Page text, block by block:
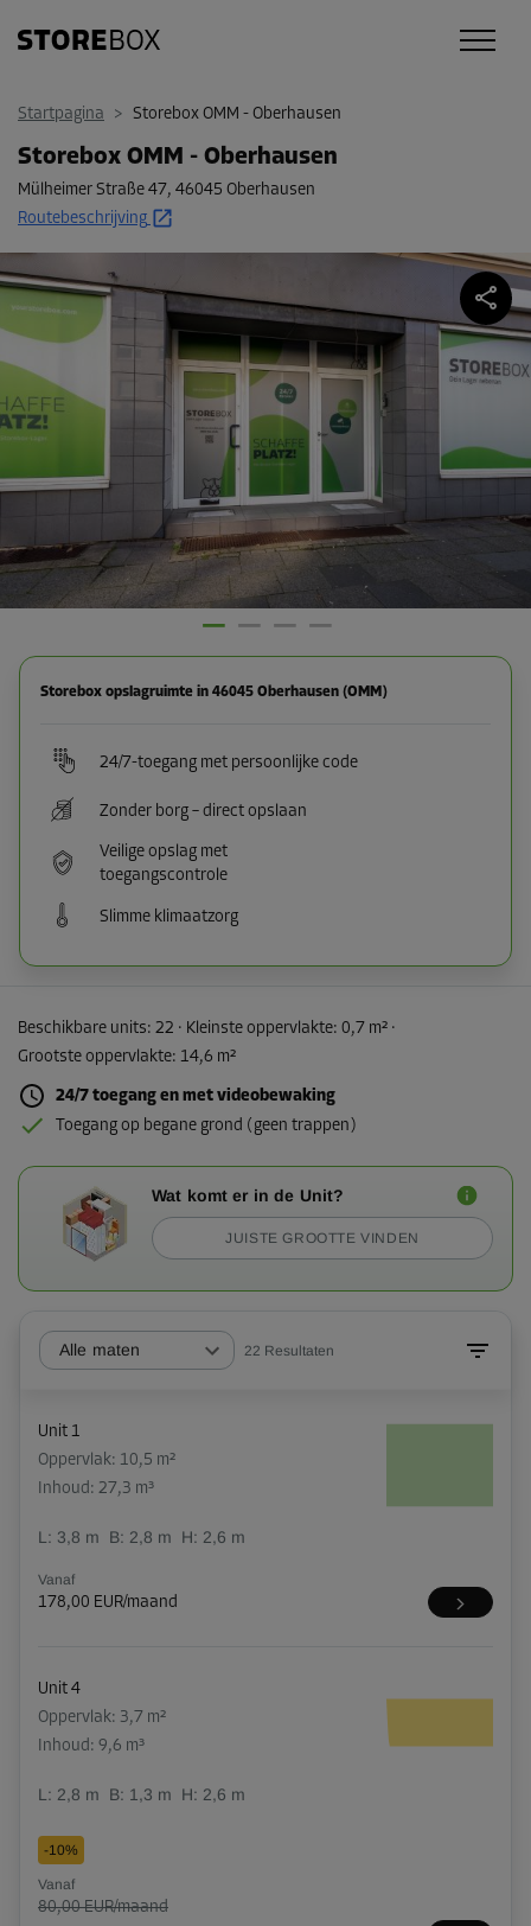
Startpagina > Storebox OMM - Oberhausen
Storebox OMM - Oberhausen
Mülheimer Straße 47, 46045 Oberhausen
Routebeschrijving
Storebox opslagruimte in 46045 Oberhausen (OMM)
24/7-toegang met persoonlijke code
Zonder borg – direct opslaan
Veilige opslag met
toegangscontrole
Slimme klimaatzorg
Beschikbare units: 22 · Kleinste oppervlakte: 0,7 m² ·
Grootste oppervlakte: 14,6 m²
24/7 toegang en met videobewaking
Toegang op begane grond (geen trappen)
Wat komt er in de Unit?
JUISTE GROOTTE VINDEN
Alle maten 22 Resultaten
Unit 1
Oppervlak: 10,5 m²
Inhoud: 27,3 m³
L: 3,8 m B: 2,8 m H: 2,6 m
Vanaf
178,00 EUR/maand
Unit 4
Oppervlak: 3,7 m²
Inhoud: 9,6 m³
L: 2,8 m B: 1,3 m H: 2,6 m
-10%
Vanaf
80,00 EUR/maand